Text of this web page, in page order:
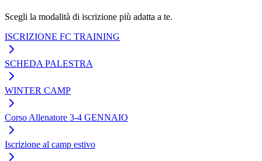
Scegli la modalità di iscrizione più adatta a te.
ISCRIZIONE FC TRAINING
SCHEDA PALESTRA
WINTER CAMP
Corso Allenatore 3-4 GENNAIO
Iscrizione al camp estivo